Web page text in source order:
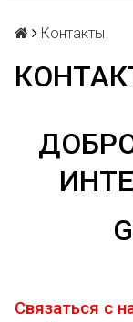
Контакты
Связаться с